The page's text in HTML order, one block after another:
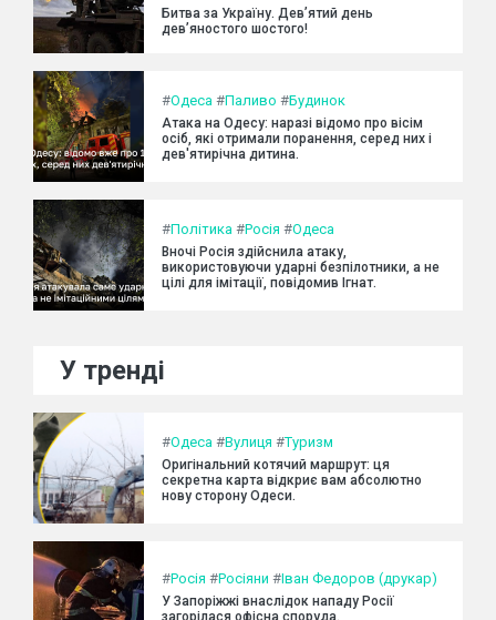
Битва за Україну. Дев’ятий день
дев’яностого шостого!
#Одеса #Паливо #Будинок
Атака на Одесу: наразі відомо про вісім
осіб, які отримали поранення, серед них і
дев'ятирічна дитина.
#Політика #Росія #Одеса
Вночі Росія здійснила атаку,
використовуючи ударні безпілотники, а не
цілі для імітації, повідомив Ігнат.
У тренді
#Одеса #Вулиця #Туризм
Оригінальний котячий маршрут: ця
секретна карта відкриє вам абсолютно
нову сторону Одеси.
#Росія #Росіяни #Іван Федоров (друкар)
У Запоріжжі внаслідок нападу Росії
загорілася офісна споруда.